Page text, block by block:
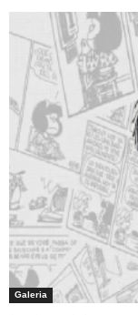
Galeria